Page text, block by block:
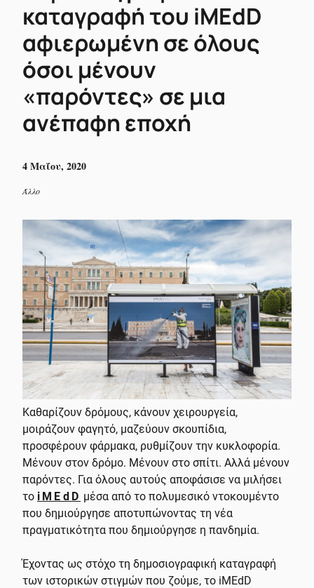
καταγραφή του iMEdD
αφιερωμένη σε όλους
όσοι μένουν
«παρόντες» σε μια
ανέπαφη εποχή
4 Μαΐου, 2020
Άλλο
Καθαρίζουν δρόμους, κάνουν χειρουργεία,
μοιράζουν φαγητό, μαζεύουν σκουπίδια,
προσφέρουν φάρμακα, ρυθμίζουν την κυκλοφορία.
Μένουν στον δρόμο. Μένουν στο σπίτι. Αλλά μένουν
παρόντες. Για όλους αυτούς αποφάσισε να μιλήσει
το iMEdD μέσα από το πολυμεσικό ντοκουμέντο
που δημιούργησε αποτυπώνοντας τη νέα
πραγματικότητα που δημιούργησε η πανδημία.
Έχοντας ως στόχο τη δημοσιογραφική καταγραφή
των ιστορικών στιγμών που ζούμε, το iMEdD